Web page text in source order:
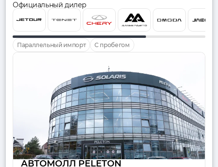
Официальный дилер
Параллельный импорт С пробегом
АВТОМОЛЛ PELETON